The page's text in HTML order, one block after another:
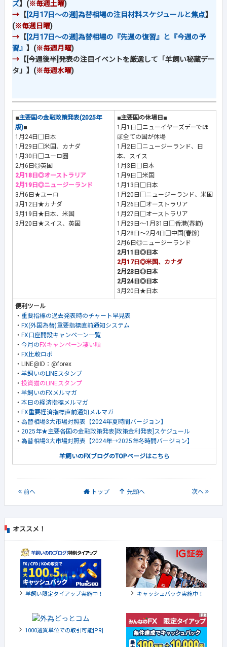
ズ】(※毎週土曜)
→ 【[2月17日～の週]為替相場の注目材料スケジュールと焦点】
(※毎週日曜)
→ 【[2月17日～の週]為替相場の『先週の復習』と『今週の予
習』 】(※毎週月曜)
→ 【[今週後半]発表の注目イベントを厳選して「羊飼い秘蔵デー
タ」】(※毎週水曜)
■主要国の金融政策発表(2025年
版)■
1月24日□日本
1月29日□米国、カナダ
1月30日□ユーロ圏
2月6日◎英国
2月18日◎オーストラリア
2月19日◎ニュージーランド
3月6日★ユーロ
3月12日★カナダ
3月19日★日本、米国
3月20日★スイス、英国
■主要国の休場日■
1月1日□ニューイヤーズデーでほ
ぼ全ての国が休場
1月2日□ニュージーランド、日
本、スイス
1月3日□日本
1月9日□米国
1月13日□日本
1月20日□ニュージーランド、米国
1月26日□オーストラリア
1月27日□オーストラリア
1月29日～1月31日□香港(春節)
1月28日～2月4日□中国(春節)
2月6日◎ニュージーランド
2月11日◎日本
2月17日◎米国、カナダ
2月23日◎日本
2月24日◎日本
3月20日★日本
便利ツール
・ 重要指標の過去発表時のチャート早見表
・ FX(外国為替)重要指標直前通知システム
・ FX口座開設キャンペーン一覧
・ 今月の FXキャンペーン凄い順
・ FX比較ロボ
・LINE@ID：@forex
・ 羊飼いのLINEスタンプ
・ 投資猫のLINEスタンプ
・ 羊飼いのFXメルマガ
・ 本日の経済指標メルマガ
・ FX重要経済指標直前通知メルマガ
・ 為替相場3大市場対照表【2024年夏時間バージョン】
・ 2025年★主要各国の金融政策発表[政策金利発表]スケジュール
・ 為替相場3大市場対照表【2024年→2025年冬時間バージョン】
羊飼いのFXブログのTOPページはこちら
前へ トップ 先頭へ 次へ
オススメ！
羊飼い限定タイアップ実施中！ キャッシュバック実施中！
1000通貨単位での取引可能[PR]